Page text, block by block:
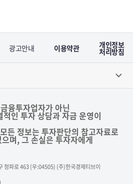
광고안내 이용약관 개인정보
처리방침
융투자업자가 아닌
인 투자 상담과 자금 운영이
든 정보는 투자판단의 참고자료로
며, 그 손실은 투자자에게
청파로 463 (우:04505) (주)한국경제티브이